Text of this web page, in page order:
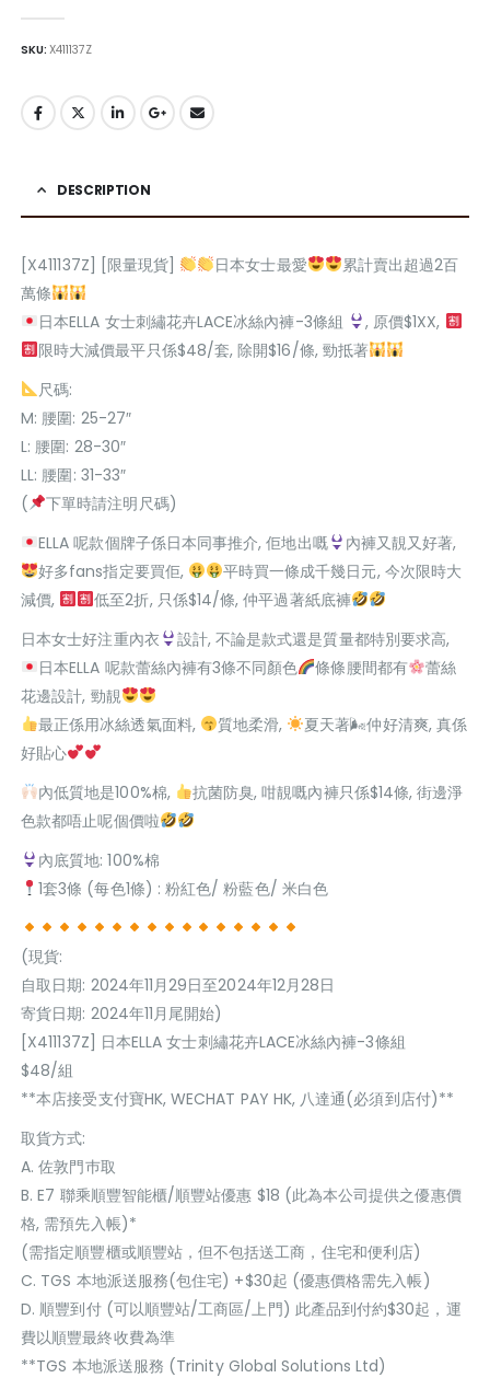
SKU:X411137Z
DESCRIPTION
[X411137Z] [限量現貨] 日本女士最愛
累計賣出超過2百
萬條
日本ELLA 女士刺繡花卉LACE冰絲內褲-3條組
, 原價$1XX,
限時大減價最平只係$48/套, 除開$16/條, 勁抵著
尺碼:
M: 腰圍: 25-27″
L: 腰圍: 28-30″
LL: 腰圍: 31-33″
(
下單時請注明尺碼)
ELLA 呢款個牌子係日本同事推介, 佢地出嘅
內褲又靚又好著,
好多fans指定要買佢,
平時買一條成千幾日元, 今次限時大
減價,
低至2折, 只係$14/條, 仲平過著紙底褲
日本女士好注重內衣
設計, 不論是款式還是質量都特別要求高,
日本ELLA 呢款蕾絲內褲有3條不同顏色
條條腰間都有
蕾絲
花邊設計, 勁靚
最正係用冰絲透氣面料,
質地柔滑,
夏天著🌬仲好清爽, 真係
好貼心
內低質地是100%棉,
抗菌防臭, 咁靚嘅內褲只係$14條, 街邊淨
色款都唔止呢個價啦
內底質地: 100%棉
1套3條 (每色1條) : 粉紅色/ 粉藍色/ 米白色
(現貨:
自取日期: 2024年11月29日至2024年12月28日
寄貨日期: 2024年11月尾開始)
[X411137Z] 日本ELLA 女士刺繡花卉LACE冰絲內褲-3條組
$48/組
**本店接受支付寶HK, WECHAT PAY HK, 八達通(必須到店付)**
取貨方式:
A. 佐敦門巿取
B. E7 聯乘順豐智能櫃/順豐站優惠 $18 (此為本公司提供之優惠價
格, 需預先入帳)*
(需指定順豐櫃或順豐站，但不包括送工商，住宅和便利店)
C. TGS 本地派送服務(包住宅) +$30起 (優惠價格需先入帳)
D. 順豐到付 (可以順豐站/工商區/上門) 此產品到付約$30起，運
費以順豐最終收費為準
**TGS 本地派送服務 (Trinity Global Solutions Ltd)